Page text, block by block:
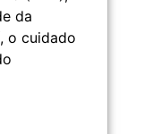
da
o cuidado